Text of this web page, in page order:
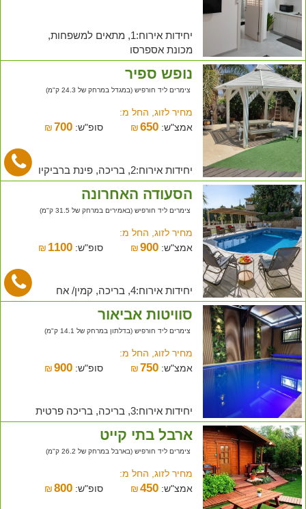
יחידות אירוח:1, מתאים למשפחות,
מכונת אספרסו
נופש ספיר
צימרים ליד חורפיש (במגדל במרחק של 24.3 ק"מ)
מחיר לזוג, החל מ:
אמצ"ש:
₪650 סופ"ש: ₪ 700
יחידות אירוח:2, בריכה, פינת ברביקיו
הסעודה האחרונה
צימרים ליד חורפיש (באמירים במרחק של 31.5 ק"מ)
מחיר לזוג, החל מ:
אמצ"ש:
₪900 סופ"ש: ₪ 1100
יחידות אירוח:4, בריכה, קמין/ אח
סוויטות אביאור
צימרים ליד חורפיש (בדלתון במרחק של 14.1 ק"מ)
מחיר לזוג, החל מ:
אמצ"ש:
₪750 סופ"ש: ₪ 900
יחידות אירוח:3, בריכה, בריכה פרטית
ארבל בתי קייט
צימרים ליד חורפיש (בארבל במרחק של 26.2 ק"מ)
מחיר לזוג, החל מ:
אמצ"ש:
₪450 סופ"ש: ₪ 800